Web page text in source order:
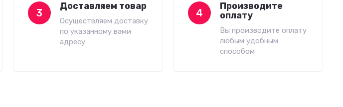
3
Доставляем товар
Осуществляем доставку
по указанному вами
адресу
4
Производите
оплату
Вы производите оплату
любым удобным
способом